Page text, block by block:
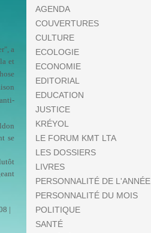
a
et
se
|
AGENDA
COUVERTURES
CULTURE
ECOLOGIE
ECONOMIE
EDITORIAL
EDUCATION
JUSTICE
KRÉYOL
LE FORUM KMT LTA
LES DOSSIERS
LIVRES
PERSONNALITÉ DE L'ANNÉE
PERSONNALITÉ DU MOIS
POLITIQUE
SANTÉ